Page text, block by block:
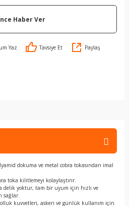
Haber Ver
Yaz Tavsiye Et Paylaş
dokuma ve metal cobra tokasından imal
toka kilitlemeyi kolaylaştırır.
delik yoktur, tam bir uyum için hızlı ve
sağlar.
kuvvetleri, askeri ve günlük kullanım için